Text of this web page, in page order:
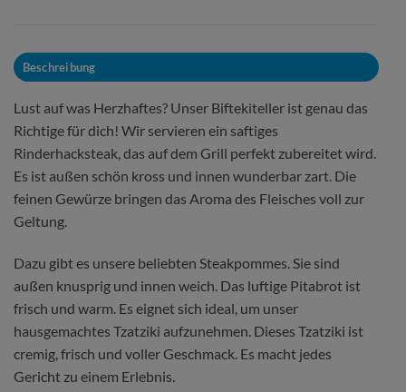
Beschreibung
Lust auf was Herzhaftes? Unser Biftekiteller ist genau das
Richtige für dich! Wir servieren ein saftiges
Rinderhacksteak, das auf dem Grill perfekt zubereitet wird.
Es ist außen schön kross und innen wunderbar zart. Die
feinen Gewürze bringen das Aroma des Fleisches voll zur
Geltung.
Dazu gibt es unsere beliebten Steakpommes. Sie sind
außen knusprig und innen weich. Das luftige Pitabrot ist
frisch und warm. Es eignet sich ideal, um unser
hausgemachtes Tzatziki aufzunehmen. Dieses Tzatziki ist
cremig, frisch und voller Geschmack. Es macht jedes
Gericht zu einem Erlebnis.